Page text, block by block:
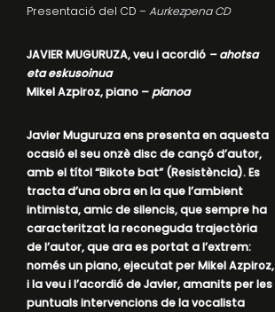
Presentació del CD –Aurkezpena CD
JAVIER MUGURUZA, veu i acordió – ahotsa
eta eskusoinua
Mikel Azpiroz, piano – pianoa
Javier Muguruza ens presenta en aquesta
ocasió el seu onzè disc de cançó d’autor,
amb el títol “Bikote bat” (Resistència). Es
tracta d’una obra en la que l’ambient
intimista, amic de silencis, que sempre ha
caracteritzat la reconeguda trajectòria
de l’autor, que ara es portat a l’extrem:
només un piano, ejecutat per Mikel Azpiroz,
i la veu i l’acordió de Javier, amanits per les
puntuals intervencions de la vocalista